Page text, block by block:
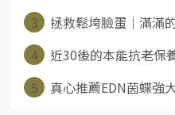
3
拯救鬆垮臉蛋│滿滿
4
近30後的本能抗老
5
真心推薦EDN茵蝶強